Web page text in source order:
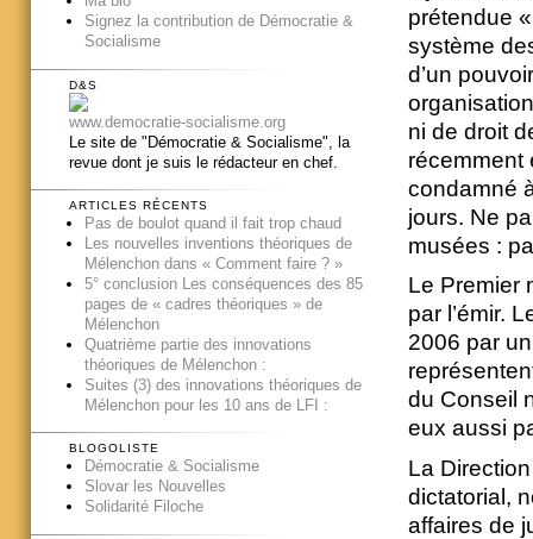
prétendue
système
d’un
ni de droit
récemment
condamné
jours. Ne
musées :
Le Premier
par l’émir.
2006 par
du Conseil
eux aussi
La
dictatorial,
affaires de
Signez la contribution de Démocratie &
Socialisme
D&S
www.democratie-socialisme.org
Le site de "Démocratie & Socialisme", la
revue dont je suis le rédacteur en chef.
ARTICLES RÉCENTS
Pas de boulot quand il fait trop chaud
Les nouvelles inventions théoriques de
Mélenchon dans « Comment faire ? »
5° conclusion Les conséquences des 85
pages de « cadres théoriques » de
Mélenchon
Quatrième partie des innovations
théoriques de Mélenchon :
Suites (3) des innovations théoriques de
Mélenchon pour les 10 ans de LFI :
BLOGOLISTE
Démocratie & Socialisme
Slovar les Nouvelles
Solidarité Filoche